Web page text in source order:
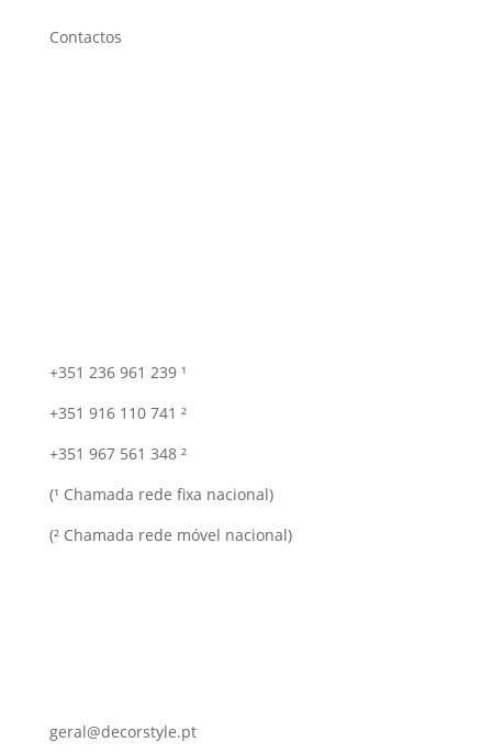
Contactos
+351 236 961 239 ¹
+351 916 110 741 ²
+351 967 561 348 ²
(¹ Chamada rede fixa nacional)
(² Chamada rede móvel nacional)
geral@decorstyle.pt